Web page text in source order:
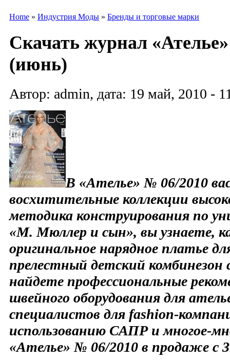
Home » Индустрия Моды » Бренды и торговые марки
Скачать журнал
(июнь)
Автор: admin, дата: 19 май, 2010 -
В «Ателье» № 06/2010
восхитительные коллекции
методика конструирования по
«М. Мюллер и сын», вы узнаете,
оригинальное нарядное платье
прелестный детский
найдете профессиональные
швейного оборудования для
специалистов для fashion-
использованию САПР и многое-
«Ателье» № 06/2010 в продаже с